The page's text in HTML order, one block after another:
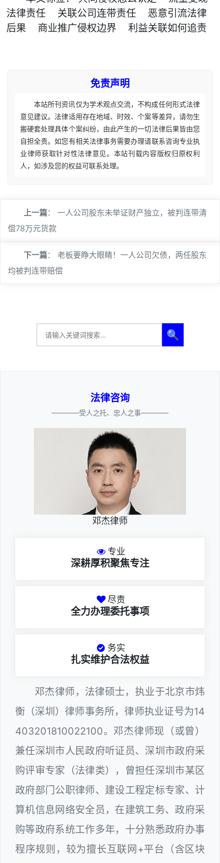
法律责任
关联公司连带责任
恶意引流法律
后果
商业推广侵权边界 利益关联如何追责
免责声明
本站所刊资讯仅为学术观点交流，不构成任何形式法律
意见建议。法律适用存在地域、时效、个案等差异，请勿生
搬硬套处理具体个案纠纷，由此产生的一切法律后果皆由您
自担全责。如您有相关法律事务需要办理请联系咨询专业执
业律师获取针对性法律意见。本站刊载内容版权归原权利
人，如涉及您的权益可联系处理。
上一篇： 一人公司股东未举证财产独立，被判连带清
偿78万元货款
下一篇： 老板要睁大眼睛！一人公司欠债，两任股东
均被判连带赔偿
🔍
法律咨询
————受人之托、忠人之事————
邓杰律师
专业
深耕厚积聚焦专注
尽责
全力办理委托事项
务实
扎实维护合法权益
邓杰律师，法律硕士，执业于北京市炜
衡（深圳）律师事务所，律师执业证号为14
403201810022100。邓杰律师现（或曾）
兼任深圳市人民政府听证员、深圳市政府采
购评审专家（法律类），曾担任深圳市某区
政府部门公职律师、建设工程定标专家、计
算机信息网络安全员，在建筑工务、政府采
购等政府系统工作多年，十分熟悉政府办事
程序规则，较为擅长互联网+平台（含区块